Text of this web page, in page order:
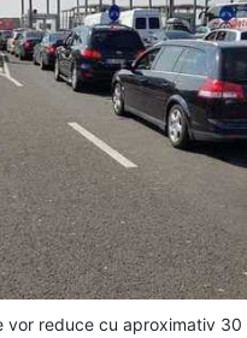
vor reduce cu aproximativ